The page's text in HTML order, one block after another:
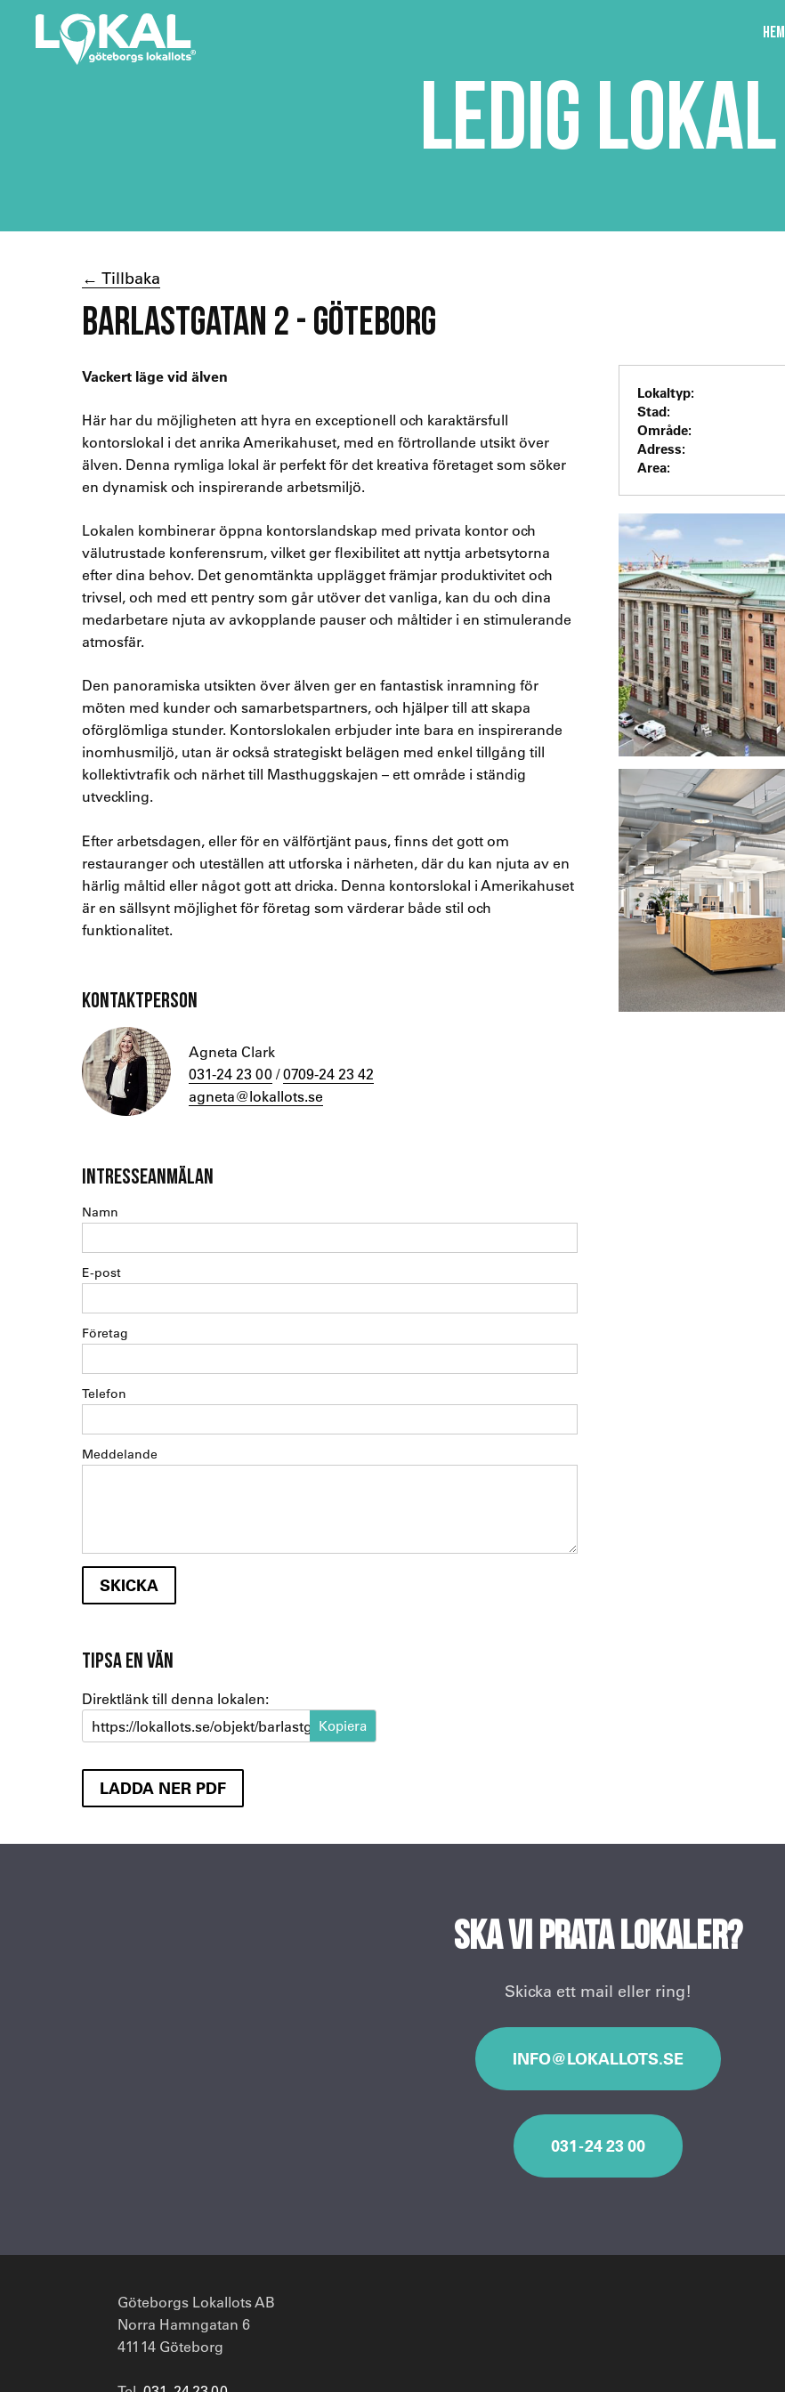
Hem
LEDIG LOKAL
← Tillbaka
BARLASTGATAN 2 - GÖTEBORG
Vackert läge vid älven
Här har du möjligheten att hyra en exceptionell och karaktärsfull
kontorslokal i det anrika Amerikahuset, med en förtrollande utsikt över
älven. Denna rymliga lokal är perfekt för det kreativa företaget som söker
en dynamisk och inspirerande arbetsmiljö.
Lokalen kombinerar öppna kontorslandskap med privata kontor och
välutrustade konferensrum, vilket ger flexibilitet att nyttja arbetsytorna
efter dina behov. Det genomtänkta upplägget främjar produktivitet och
trivsel, och med ett pentry som går utöver det vanliga, kan du och dina
medarbetare njuta av avkopplande pauser och måltider i en stimulerande
atmosfär.
Den panoramiska utsikten över älven ger en fantastisk inramning för
möten med kunder och samarbetspartners, och hjälper till att skapa
oförglömliga stunder. Kontorslokalen erbjuder inte bara en inspirerande
inomhusmiljö, utan är också strategiskt belägen med enkel tillgång till
kollektivtrafik och närhet till Masthuggskajen – ett område i ständig
utveckling.
Efter arbetsdagen, eller för en välförtjänt paus, finns det gott om
restauranger och uteställen att utforska i närheten, där du kan njuta av en
härlig måltid eller något gott att dricka. Denna kontorslokal i Amerikahuset
är en sällsynt möjlighet för företag som värderar både stil och
funktionalitet.
KONTAKTPERSON
Agneta Clark
031-24 23 00/0709-24 23 42
agneta@lokallots.se
INTRESSEANMÄLAN
Namn
E-post
Företag
Telefon
Meddelande
TIPSA EN VÄN
Direktlänk till denna lokalen:
https://lokallots.se/objekt/barlastgatan-2-3
LADDA NER PDF
Lokaltyp:
Stad:
Område:
Adress:
Area:
Ska vi prata lokaler?
Skicka ett mail eller ring!
INFO@LOKALLOTS.SE
031 - 24 23 00
Göteborgs Lokallots AB
Norra Hamngatan 6
411 14 Göteborg